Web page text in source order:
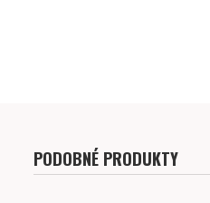
PODOBNÉ PRODUKTY